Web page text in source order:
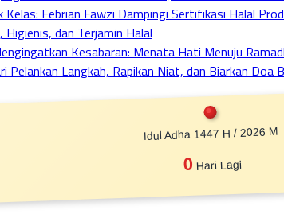
Febrian Fawzi Dampingi Sertifikasi Halal
dan Terjamin Halal
Kesabaran: Menata Hati Menuju
Pelankan Langkah, Rapikan Niat, dan Biarkan Doa
Idul Adha 1447 H / 2026 M
0 Hari Lagi